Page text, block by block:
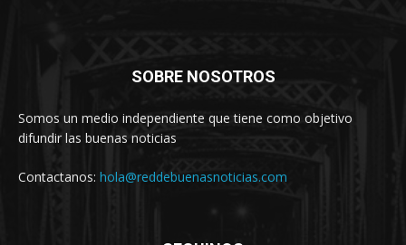
SOBRE NOSOTROS
Somos un medio independiente que tiene como objetivo
difundir las buenas noticias
Contactanos: hola@reddebuenasnoticias.com